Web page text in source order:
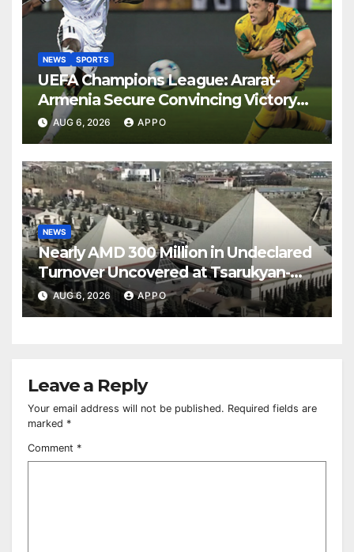
NEWS SPORTS
UEFA Champions League: Ararat-
Armenia Secure Convincing Victory
Over Shamrock Rovers 2-0
AUG 6, 2026 APPO
NEWS
Nearly AMD 300 Million in Undeclared
Turnover Uncovered at Tsarukyan-
Owned Entertainment Center
AUG 6, 2026 APPO
Leave a Reply
Your email address will not be published. Required fields are
marked *
Comment *